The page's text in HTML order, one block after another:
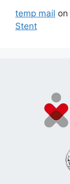
temp mail on
Stent